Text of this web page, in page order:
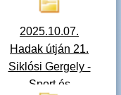
2025.10.07.
Hadak útján 21.
Siklósi Gergely -
Sport és